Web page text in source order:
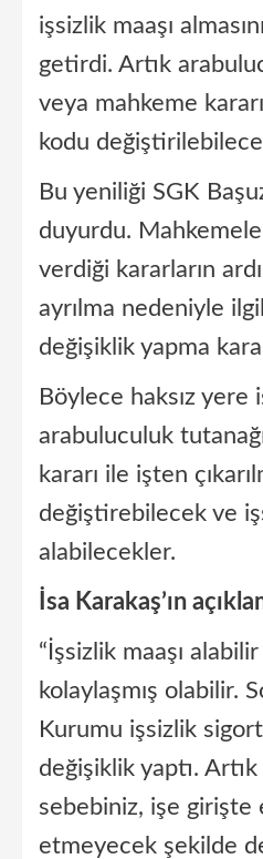
işsizlik maaşı
getirdi. Artık
veya mahkeme
kodu
Bu yeniliği SGK
duyurdu.
verdiği kararların
ayrılma nedeniyle
değişiklik yapma
Böylece haksız yere
arabuluculuk
kararı ile işten
değiştirebilecek ve
alabilecekler.
İsa Karakaş’ın
“İşsizlik maaşı
kolaylaşmış olabilir.
Kurumu işsizlik
değişiklik yaptı. Artık
sebebiniz, işe girişte
etmeyecek şekilde